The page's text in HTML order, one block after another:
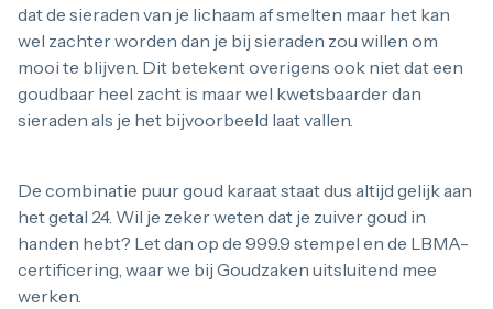
Umicore
Valcambi
Platina kopen
Platinabaren
Platina munten
1 troy ounce
1 gram
2,5 gram
5 gram
10 gram
dat de sieraden van je lichaam af smelten maar het kan
wel zachter worden dan je bij sieraden zou willen om
mooi te blijven. Dit betekent overigens ook niet dat een
goudbaar heel zacht is maar wel kwetsbaarder dan
sieraden als je het bijvoorbeeld laat vallen.
De combinatie puur goud karaat staat dus altijd gelijk aan
het getal 24. Wil je zeker weten dat je zuiver goud in
handen hebt? Let dan op de 999.9 stempel en de LBMA-
certificering, waar we bij Goudzaken uitsluitend mee
werken.